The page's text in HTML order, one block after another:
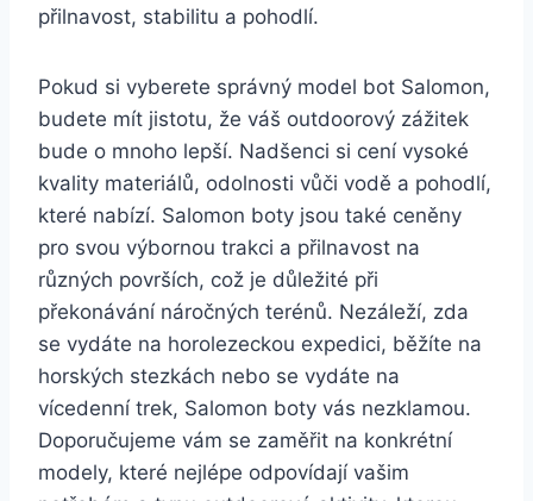
přilnavost, stabilitu a pohodlí.
Pokud si vyberete správný model bot Salomon,
budete ⁣mít jistotu, že váš outdoorový ​zážitek​
bude‌ o mnoho lepší. Nadšenci si cení vysoké‌
kvality materiálů, odolnosti vůči‍ vodě ‌a pohodlí,
které⁢ nabízí. Salomon boty jsou také ceněny
pro svou ​výbornou trakci a přilnavost na
různých ⁢površích, což je důležité při
překonávání náročných terénů. Nezáleží, zda
se vydáte ‌na horolezeckou expedici, běžíte⁢ na
horských stezkách nebo se vydáte na‍
vícedenní trek, Salomon boty vás ‍nezklamou.
⁤Doporučujeme‍ vám‌ se zaměřit‌ na⁢ konkrétní
modely, které nejlépe odpovídají vašim